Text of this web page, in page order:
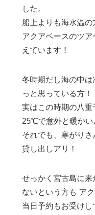
した。
船上よりも海水温
アクアベースのツ
えています！
冬時期だし海の中は
っと思っている方！
実はこの時期の八重
25℃で意外と暖かい
それでも、寒がり
貸し出しアリ！
せっかく宮古島に
ないという方も ア
当日予約もお受けし